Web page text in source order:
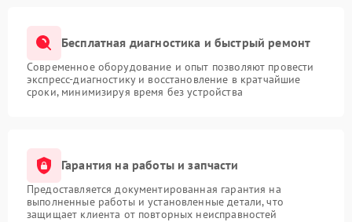
Бесплатная диагностика и быстрый ремонт
Современное оборудование и опыт позволяют провести
экспресс-диагностику и восстановление в кратчайшие
сроки, минимизируя время без устройства
Гарантия на работы и запчасти
Предоставляется документированная гарантия на
выполненные работы и установленные детали, что
защищает клиента от повторных неисправностей